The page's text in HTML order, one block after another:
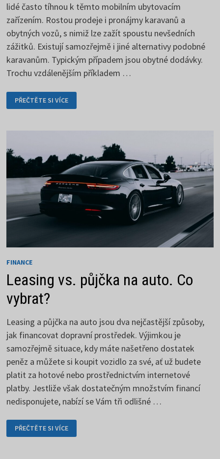
lidé často tíhnou k těmto mobilním ubytovacím
zařízením. Rostou prodeje i pronájmy karavanů a
obytných vozů, s nimiž lze zažít spoustu nevšedních
zážitků. Existují samozřejmě i jiné alternativy podobné
karavanům. Typickým případem jsou obytné dodávky.
Trochu vzdálenějším příkladem …
DOVOLENÁ
V KARAVANU
MÁ
PŘEČTĚTE SI VÍCE
FINANCE
Leasing vs. půjčka na auto. Co
vybrat?
Leasing a půjčka na auto jsou dva nejčastější způsoby,
jak financovat dopravní prostředek. Výjimkou je
samozřejmě situace, kdy máte našetřeno dostatek
peněz a můžete si koupit vozidlo za své, ať už budete
platit za hotové nebo prostřednictvím internetové
platby. Jestliže však dostatečným množstvím financí
nedisponujete, nabízí se Vám tři odlišné …
LEASING
VS.
PŮJČKA
PŘEČTĚTE SI VÍCE